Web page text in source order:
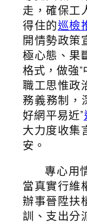
走，確保工
得住的巡檢
開情勢政策
極心態、果
格式，做強
職工思惟政
務義務制，
好網平易近”
大力度收集
安。
專心用
當真實行維
辦事晉陞扶
訓、支出分